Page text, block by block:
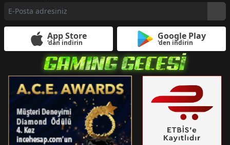
App Store
'dan indirin
Google Play
'den indirin